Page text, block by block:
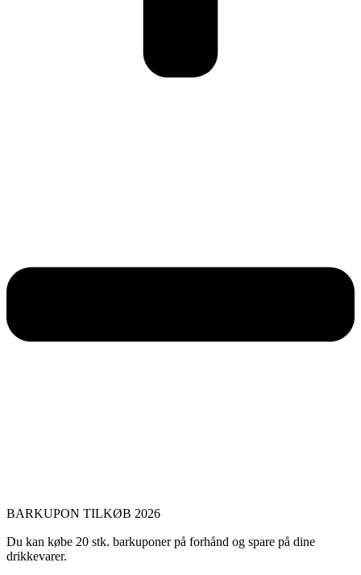
BARKUPON TILKØB 2026
Du kan købe 20 stk. barkuponer på forhånd og spare på dine
drikkevarer.